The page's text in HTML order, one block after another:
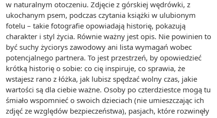
w naturalnym otoczeniu. Zdjęcie z górskiej wędrówki, z
ukochanym psem, podczas czytania książki w ulubionym
fotelu – takie fotografie opowiadają historię, pokazują
charakter i styl życia. Równie ważny jest opis. Nie powinien to
być suchy życiorys zawodowy ani lista wymagań wobec
potencjalnego partnera. To jest przestrzeń, by opowiedzieć
krótką historię o sobie: co cię inspiruje, co sprawia, że
wstajesz rano z łóżka, jak lubisz spędzać wolny czas, jakie
wartości są dla ciebie ważne. Osoby po czterdziestce mogą tu
śmiało wspomnieć o swoich dzieciach (nie umieszczając ich
zdjęć ze względów bezpieczeństwa), pasjach, które rozwinęły